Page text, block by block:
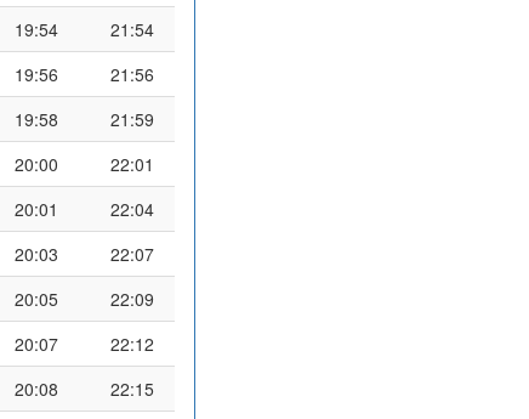
19:54
21:54
19:56
21:56
19:58
21:59
20:00
22:01
20:01
22:04
20:03
22:07
20:05
22:09
20:07
22:12
20:08
22:15